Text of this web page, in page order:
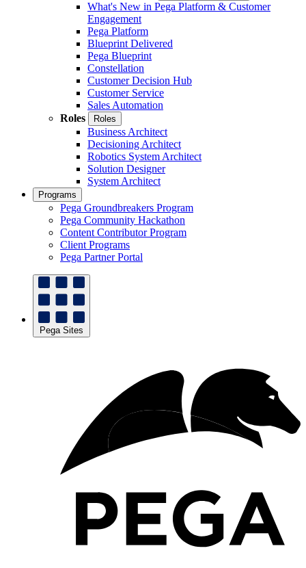
What's New in Pega Platform & Customer
Engagement
Pega Platform
Blueprint Delivered
Pega Blueprint
Constellation
Customer Decision Hub
Customer Service
Sales Automation
Roles
Roles
Business Architect
Decisioning Architect
Robotics System Architect
Solution Designer
System Architect
Programs
Pega Groundbreakers Program
Pega Community Hackathon
Content Contributor Program
Client Programs
Pega Partner Portal
Pega Sites